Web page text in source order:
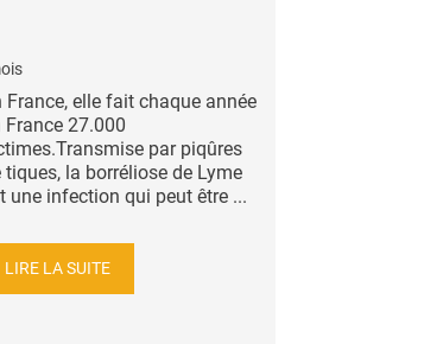
France, elle fait chaque année
France 27.000
par piqûres
tiques, la borréliose de Lyme
une infection qui peut être ...
LIRE LA SUITE